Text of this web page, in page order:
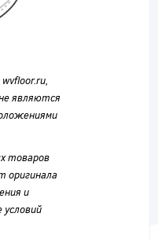
являются
товаров
оригинала
и